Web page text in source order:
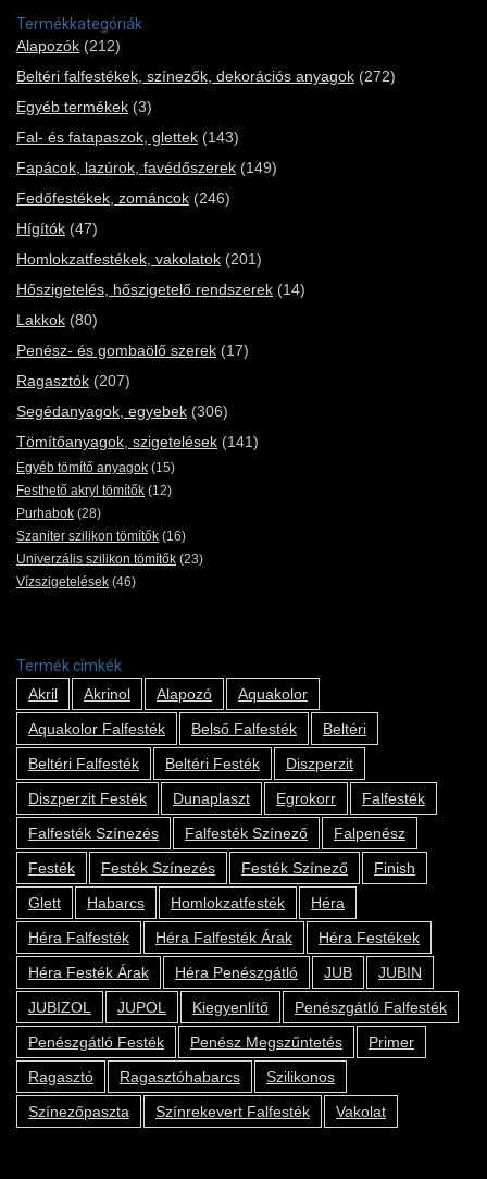
Termékkategóriák
Alapozók (212)
Beltéri falfestékek, színezők, dekorációs anyagok (272)
Egyéb termékek (3)
Fal- és fatapaszok, glettek (143)
Fapácok, lazúrok, favédőszerek (149)
Fedőfestékek, zománcok (246)
Hígítók (47)
Homlokzatfestékek, vakolatok (201)
Hőszigetelés, hőszigetelő rendszerek (14)
Lakkok (80)
Penész- és gombaölő szerek (17)
Ragasztók (207)
Segédanyagok, egyebek (306)
Tömítőanyagok, szigetelések (141)
Egyéb tömítő anyagok (15)
Festhető akryl tömítők (12)
Purhabok (28)
Szaniter szilikon tömítők (16)
Univerzális szilikon tömítők (23)
Vízszigetelések (46)
Termék címkék
Akril
Akrinol Alapozó
Aquakolor
Aquakolor Falfesték
Belső Falfesték
Beltéri
Beltéri Falfesték
Beltéri Festék
Diszperzit
Diszperzit Festék
Dunaplaszt Egrokorr
Falfesték
Falfesték Színezés
Falfesték Színező
Falpenész
Festék
Festék Színezés Festék Színező
Finish
Glett
Habarcs Homlokzatfesték
Héra
Héra Falfesték
Héra Falfesték Árak
Héra Festékek
Héra Festék Árak
Héra Penészgátló JUB
JUBIN
JUBIZOL
JUPOL Kiegyenlítő
Penészgátló Falfesték
Penészgátló Festék
Penész Megszűntetés
Primer
Ragasztó
Ragasztóhabarcs
Szilikonos
Színezőpaszta
Színrekevert Falfesték Vakolat